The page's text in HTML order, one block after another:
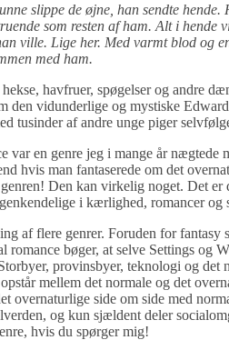
slippe de øjne, han sendte
som resten af ham. Alt i
ville. Lige her. Med varmt blod og
med ham.
havfruer, spøgelser og andre
den vidunderlige og mystiske
tusinder af andre unge piger
var en genre jeg i mange år
hvis man fantaserede om det
Den kan virkelig noget. Det
i kærlighed, romancer og
af flere genrer. Foruden for
romance bøger, at selve Settings
provinsbyer, teknologi og
mellem det normale og det
overnaturlige side om side med
og kun sjældent deler
hvis du spørger mig!